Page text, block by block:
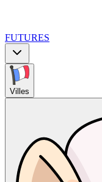
FUTURES
Villes